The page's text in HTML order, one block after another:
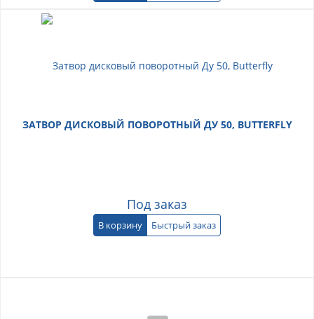
ЗАТВОР ДИСКОВЫЙ ПОВОРОТНЫЙ ДУ 50, BUTTERFLY
Под заказ
В корзину Быстрый заказ